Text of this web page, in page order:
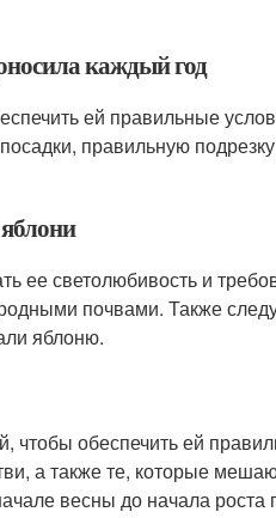
каждый год
ей правильные
правильную
ее светолюбивость и
почвами. Также
яблоню.
чтобы обеспечить ей
а также те, которые
весны до начала роста